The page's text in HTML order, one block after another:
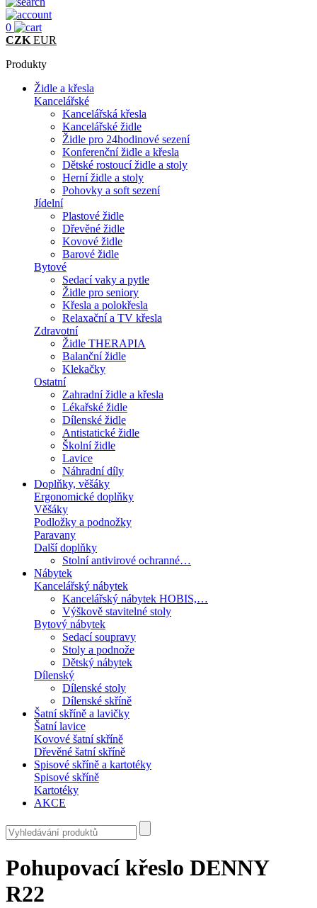
0
CZK EUR
Produkty
Židle a křesla
Kancelářské
Kancelářská křesla
Kancelářské židle
Židle pro 24hodinové sezení
Konferenční židle a křesla
Dětské rostoucí židle a stoly
Herní židle a stoly
Pohovky a soft sezení
Jídelní
Plastové židle
Dřevěné židle
Kovové židle
Barové židle
Bytové
Sedací vaky a pytle
Židle pro seniory
Křesla a polokřesla
Relaxační a TV křesla
Zdravotní
Židle THERAPIA
Balanční židle
Klekačky
Ostatní
Zahradní židle a křesla
Lékařské židle
Dílenské židle
Antistatické židle
Školní židle
Lavice
Náhradní díly
Doplňky, věšáky
Ergonomické doplňky
Věšáky
Podložky a podnožky
Paravany
Další doplňky
Stolní antivirové ochranné…
Nábytek
Kancelářský nábytek
Kancelářský nábytek HOBIS,…
Výškově stavitelné stoly
Bytový nábytek
Sedací soupravy
Stoly a podnože
Dětský nábytek
Dílenský
Dílenské stoly
Dílenské skříně
Šatní skříně a lavičky
Šatní lavice
Kovové šatní skříně
Dřevěné šatní skříně
Spisové skříně a kartotéky
Spisové skříně
Kartotéky
AKCE
Pohupovací křeslo DENNY
R22